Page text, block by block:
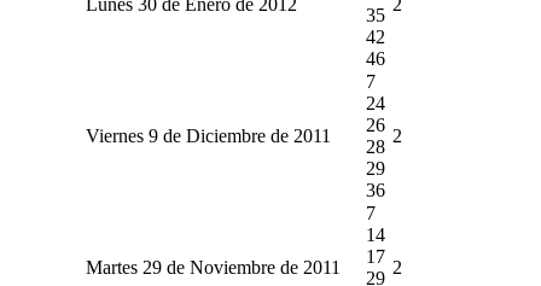
35
42
46
Viernes 9 de Diciembre de 2011
7
24
26
28
29
36
2
Martes 29 de Noviembre de 2011
7
14
17
29
2